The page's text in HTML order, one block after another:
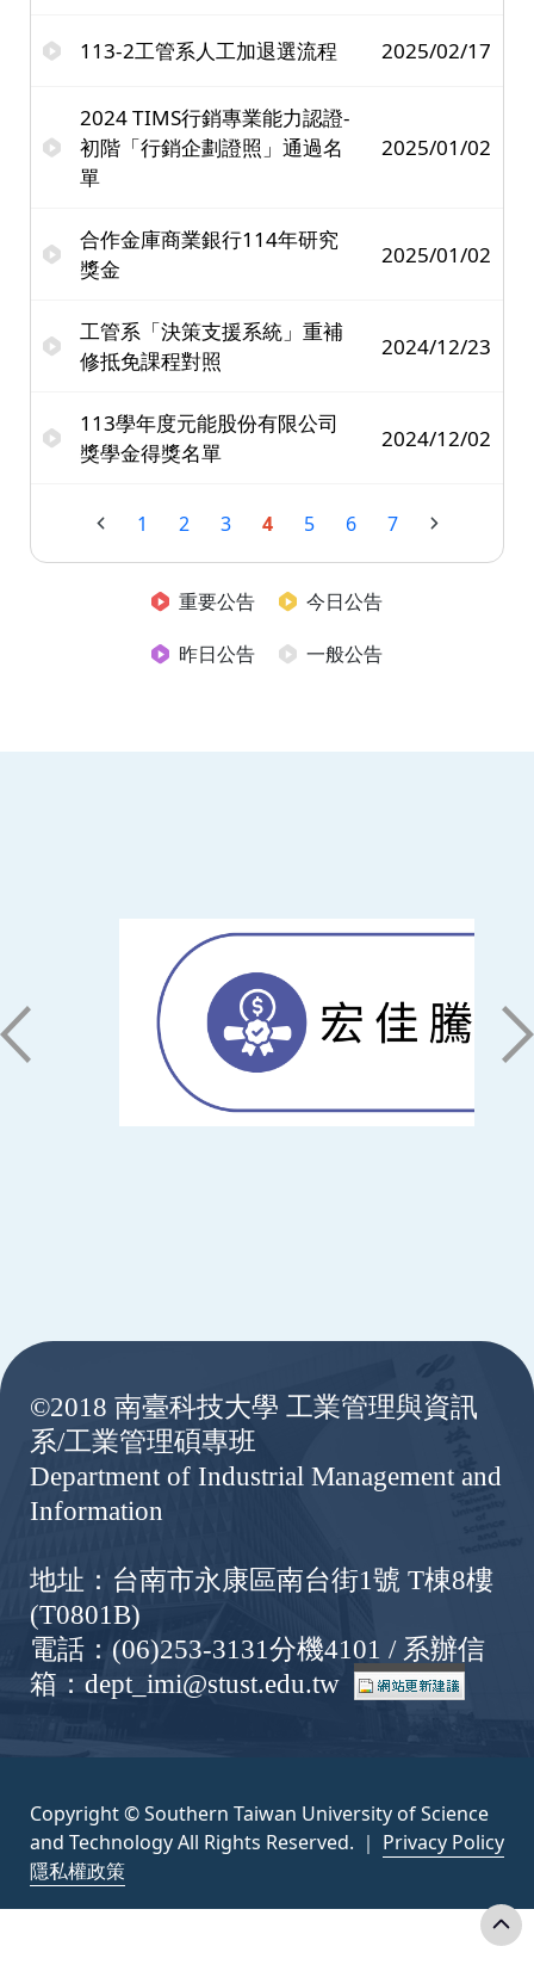
113-2工管系人工加退選流程 2025/02/17
2024 TIMS行銷專業能力認證-
初階「行銷企劃證照」通過名
單
2025/01/02
合作金庫商業銀行114年研究
獎金
2025/01/02
工管系「決策支援系統」重補
修抵免課程對照
2024/12/23
113學年度元能股份有限公司
獎學金得獎名單
2024/12/02
1 2 3 4 5 6 7
重要公告
今日公告
昨日公告
一般公告
©2018 南臺科技大學 工業管理與資訊
系/工業管理碩專班
Department of Industrial Management and
Information
地址：台南市永康區南台街1號 T棟8樓
(T0801B)
電話：(06)253-3131分機4101 / 系辦信
箱：dept_imi@stust.edu.tw
Copyright © Southern Taiwan University of Science
and Technology All Rights Reserved. ｜ Privacy Policy
隱私權政策